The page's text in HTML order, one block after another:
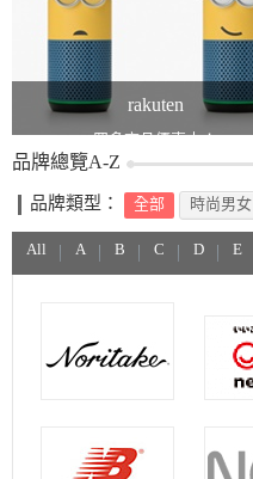
rakuten
眾多商品優惠中！
品牌總覽A-Z
品牌類型： 全部 時尚男女
All A B C D E